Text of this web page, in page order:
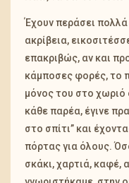
Έχουν περάσει πολλά
ακρίβεια,
επακριβώς, αν και
κάμποσες φορές, το
μόνος του στο χωριό
κάθε παρέα, έγινε
στο σπίτι” και
πόρτας για όλους.
σκάκι, χαρτιά, καφέ,